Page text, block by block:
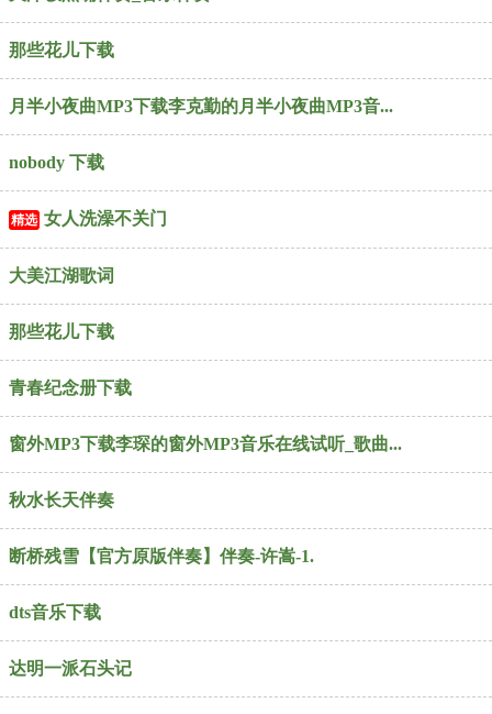
那些花儿下载
月半小夜曲MP3下载李克勤的月半小夜曲MP3音...
nobody 下载
精选 女人洗澡不关门
大美江湖歌词
那些花儿下载
青春纪念册下载
窗外MP3下载李琛的窗外MP3音乐在线试听_歌曲...
秋水长天伴奏
断桥残雪【官方原版伴奏】伴奏-许嵩-1.
dts音乐下载
达明一派石头记